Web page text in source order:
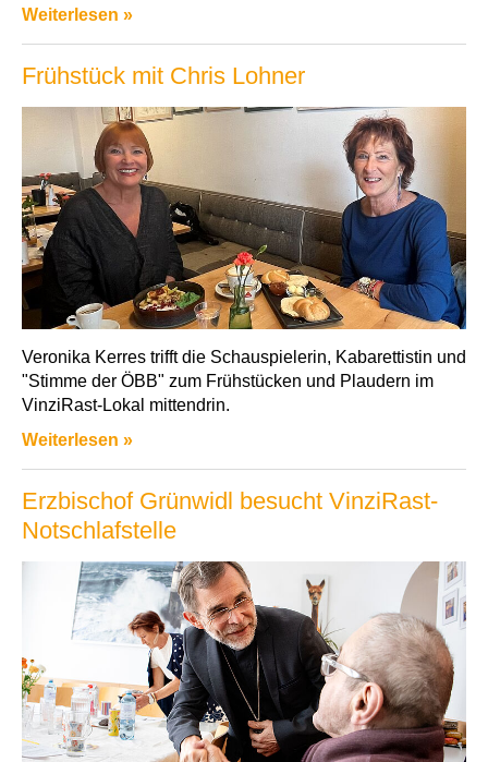
Weiterlesen »
Frühstück mit Chris Lohner
Veronika Kerres trifft die Schauspielerin, Kabarettistin und
"Stimme der ÖBB" zum Frühstücken und Plaudern im
VinziRast-Lokal mittendrin.
Weiterlesen »
Erzbischof Grünwidl besucht VinziRast-
Notschlafstelle